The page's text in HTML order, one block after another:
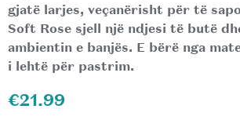
gjatë larjes, veçanërisht për të
Soft Rose sjell një ndjesi të butë
ambientin e banjës. E bërë nga
i lehtë për pastrim.
€21.99